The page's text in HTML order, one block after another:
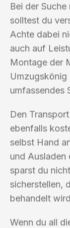
Bei der
solltest du
Achte dabei
auch auf
Montage der
Umzugskönig
umfassendes
Den
ebenfalls
selbst Hand
und Ausladen
sparst du
sicherstellen,
behandelt
Wenn du all